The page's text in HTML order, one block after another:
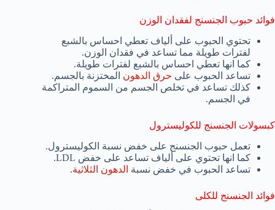
فوائد حبوب الجنسنج لفقدان الوزن
تحتوي الحبوب على ألياف تعطي احساس بالشبع
لفترات طويلة مما تساعد في فقدان الوزن.
كما انها تعطي احساس بالشبع لفترات طويلة.
تساعد الحبوب على حرق الدهون المختزنة بالجسم.
كذلك تساعد في تخلص الجسم من السموم المتراكمة
في الجسم.
كبسولات الجنسنج للكوليسترول
تعمل حبوب الجنسنج على خفض نسبة الكوليسترول.
كما انها تحتوي على ألياف تساعد على خفض LDL.
تساعد الحبوب في خفض نسبة الدهون الثلاثية.
فوائد الجنسنج للكلى